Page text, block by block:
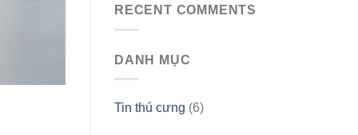
RECENT COMMENTS
DANH MỤC
Tin thú cưng (6)